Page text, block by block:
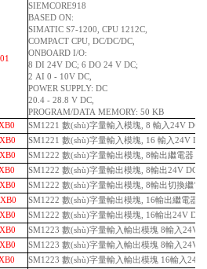
SIEMCORE918
BASED ON:
SIMATIC S7-1200, CPU 1212C,
COMPACT CPU, DC/DC/DC,
ONBOARD I/O:
8 DI 24V DC; 6 DO 24 V DC;
2 AI 0 - 10V DC,
POWER SUPPLY: DC
20.4 - 28.8 V DC,
PROGRAM/DATA MEMORY: 50 KB
SM1221 數(shù)字量輸入模塊, 8 輸入24V DC
SM1221 數(shù)字量輸入模塊, 16 輸入24V DC
SM1222 數(shù)字量輸出模塊, 8輸出繼電器
SM1222 數(shù)字量輸出模塊, 8輸出24V DC
SM1222 數(shù)字量輸出模塊, 8輸出切換繼電
SM1222 數(shù)字量輸出模塊, 16輸出繼電器
SM1222 數(shù)字量輸出模塊, 16輸出24V DC
SM1223 數(shù)字量輸入輸出模塊 8輸入24V
SM1223 數(shù)字量輸入輸出模塊 8輸入24V
SM1223 數(shù)字量輸入輸出模塊 16輸入24V